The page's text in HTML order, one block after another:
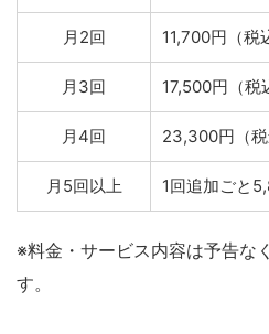
月2回 11,700円（税
月3回 17,500円（税
月4回 23,300円（税
月5回以上 1回追加ごと
※料金・サービス内容は予告な
す。